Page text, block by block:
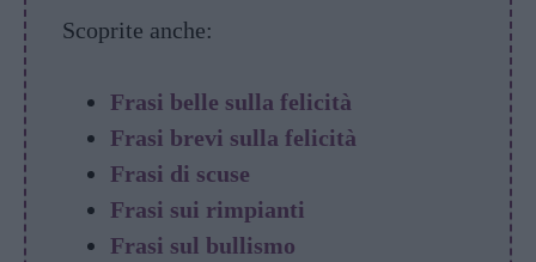
Scoprite anche:
Frasi belle sulla felicità
Frasi brevi sulla felicità
Frasi di scuse
Frasi sui rimpianti
Frasi sul bullismo